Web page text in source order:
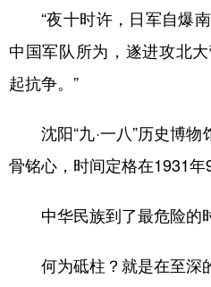
English Español
Русский язык
Deutsch
“夜十时许，日军自爆南
中国军队所为，遂进攻北
起抗争。”
沈阳“九·一八”历史博物
骨铭心，时间定格在1931年
中华民族到了最危险的
何为砥柱？就是在至深